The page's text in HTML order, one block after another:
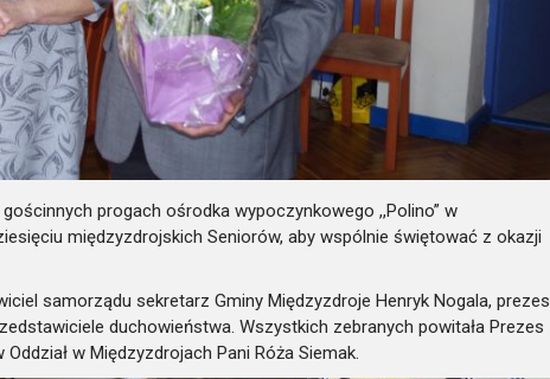
progach ośrodka wypoczynkowego ,,Polino” w
międzyzdrojskich Seniorów, aby wspólnie świętować z okazji
samorządu sekretarz Gminy Międzyzdroje Henryk Nogala, prezes
duchowieństwa. Wszystkich zebranych powitała Prezes
w Międzyzdrojach Pani Róża Siemak.